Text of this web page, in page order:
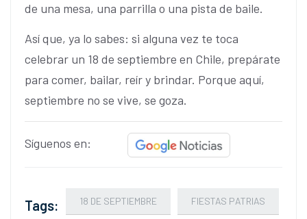
de una mesa, una parrilla o una pista de baile.
Así que, ya lo sabes: si alguna vez te toca
celebrar un 18 de septiembre en Chile, prepárate
para comer, bailar, reír y brindar. Porque aquí,
septiembre no se vive, se goza.
Síguenos en:
Tags: 18 DE SEPTIEMBRE FIESTAS PATRIAS